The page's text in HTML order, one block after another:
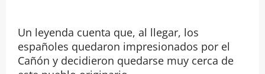
Un leyenda cuenta que, al llegar, los
españoles quedaron impresionados por el
Cañón y decidieron quedarse muy cerca de